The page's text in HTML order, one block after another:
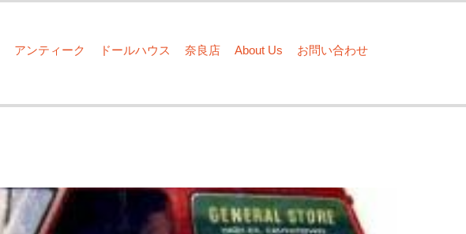
アンティーク ドールハウス 奈良店 About Us お問い合わせ